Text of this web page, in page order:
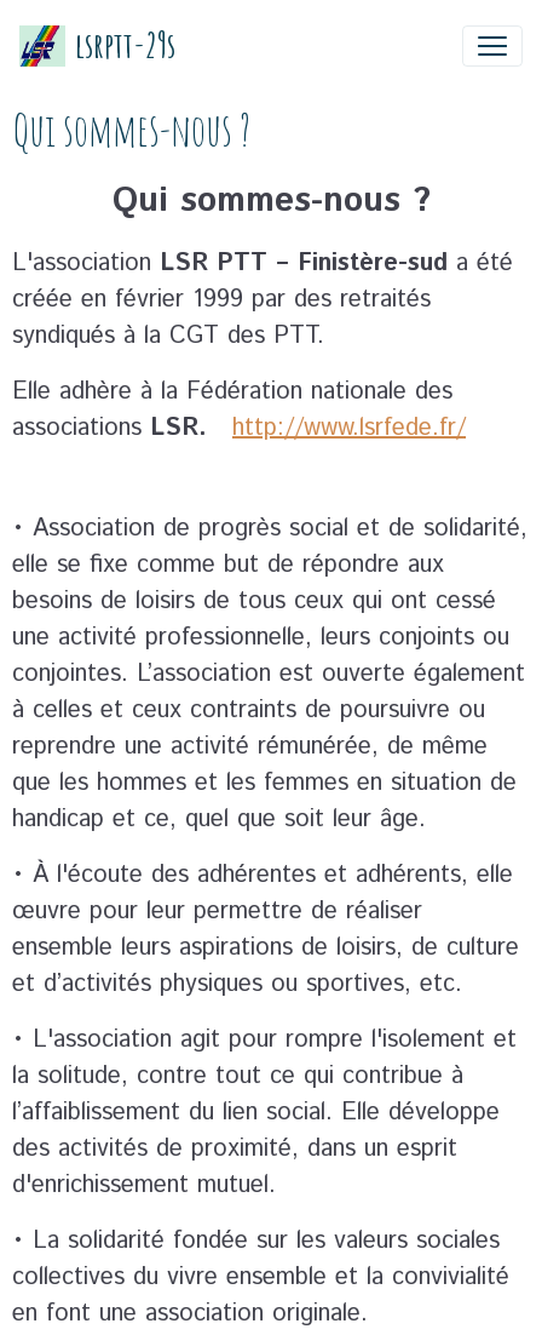
lsrptt-29s
Qui sommes-nous ?
Qui sommes-nous ?
L'association LSR PTT – Finistère-sud a été
créée en février 1999 par des retraités
syndiqués à la CGT des PTT.
Elle adhère à la Fédération nationale des
associations LSR. http://www.lsrfede.fr/
• Association de progrès social et de solidarité,
elle se fixe comme but de répondre aux
besoins de loisirs de tous ceux qui ont cessé
une activité professionnelle, leurs conjoints ou
conjointes. L’association est ouverte également
à celles et ceux contraints de poursuivre ou
reprendre une activité rémunérée, de même
que les hommes et les femmes en situation de
handicap et ce, quel que soit leur âge.
• À l'écoute des adhérentes et adhérents, elle
œuvre pour leur permettre de réaliser
ensemble leurs aspirations de loisirs, de culture
et d’activités physiques ou sportives, etc.
• L'association agit pour rompre l'isolement et
la solitude, contre tout ce qui contribue à
l’affaiblissement du lien social. Elle développe
des activités de proximité, dans un esprit
d'enrichissement mutuel.
• La solidarité fondée sur les valeurs sociales
collectives du vivre ensemble et la convivialité
en font une association originale.